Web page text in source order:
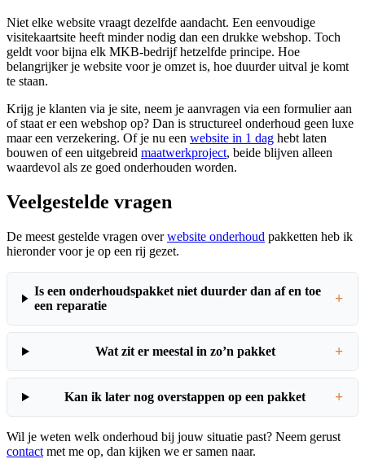
Niet elke website vraagt dezelfde aandacht. Een eenvoudige
visitekaartsite heeft minder nodig dan een drukke webshop. Toch
geldt voor bijna elk MKB-bedrijf hetzelfde principe. Hoe
belangrijker je website voor je omzet is, hoe duurder uitval je komt
te staan.
Krijg je klanten via je site, neem je aanvragen via een formulier aan
of staat er een webshop op? Dan is structureel onderhoud geen luxe
maar een verzekering. Of je nu een website in 1 dag hebt laten
bouwen of een uitgebreid maatwerkproject, beide blijven alleen
waardevol als ze goed onderhouden worden.
Veelgestelde vragen
De meest gestelde vragen overwebsite onderhoud pakketten heb ik
hieronder voor je op een rij gezet.
Is een onderhoudspakket niet duurder dan af en toe
een reparatie
+
Wat zit er meestal in zo’n pakket +
Kan ik later nog overstappen op een pakket +
Wil je weten welk onderhoud bij jouw situatie past? Neem gerust
contact met me op, dan kijken we er samen naar.